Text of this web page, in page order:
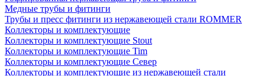
Медные трубы и фитинги
Трубы и пресс фитинги из нержавеющей стали ROMMER
Коллекторы и комплектующие
Коллекторы и комплектующие Stout
Коллекторы и комплектующие Tim
Коллекторы и комплектующие Север
Коллекторы и комплектующие из нержавеющей стали